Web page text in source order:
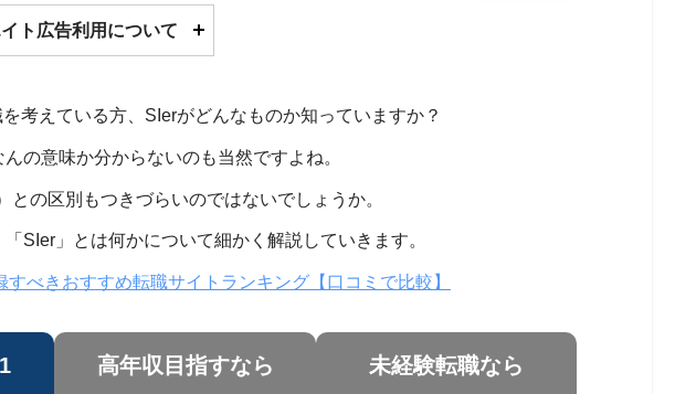
ト広告利用について
考えている方、SIerがどんなものか知っていますか？
の意味か分からないのも当然ですよね。
との区別もつきづらいのではないでしょうか。
SIer」とは何かについて細かく解説していきます。
すべきおすすめ転職サイトランキング【口コミで比較】
高年収目指すなら 未経験転職なら